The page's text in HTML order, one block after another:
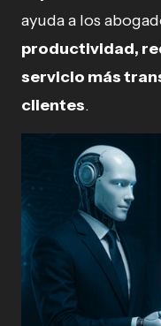
ayuda a los
productividad,
servicio más
clientes.